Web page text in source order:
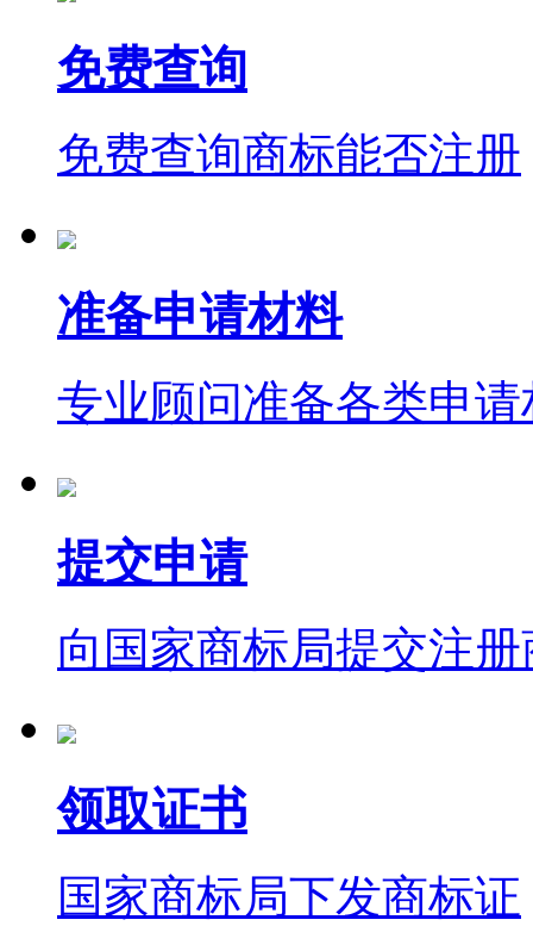
免费查询
免费查询商标能否注册
准备申请材料
专业顾问准备各类申请
提交申请
向国家商标局提交注
领取证书
国家商标局下发商标证